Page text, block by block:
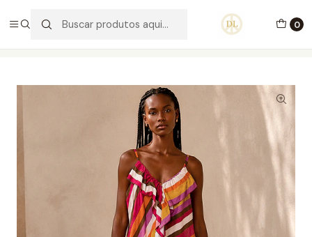
0
PORTES GRÁTIS ACIMA DE 70€ PORTUGAL CONTINENTAL